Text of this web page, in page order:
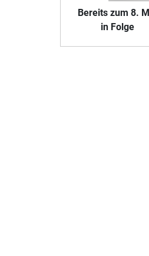
Bereits zum 8.
in Folge